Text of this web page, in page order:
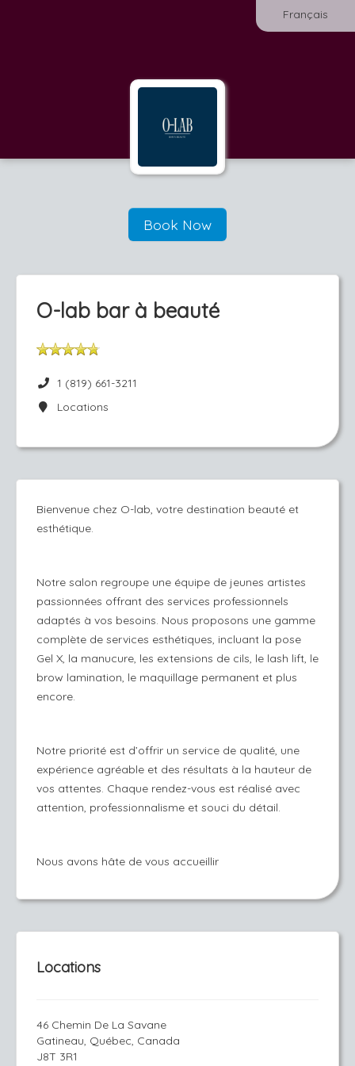
Français
Book Now
O-lab bar à beauté
1 (819) 661-3211
Locations
Bienvenue chez O-lab, votre destination beauté et
esthétique.
Notre salon regroupe une équipe de jeunes artistes
passionnées offrant des services professionnels
adaptés à vos besoins. Nous proposons une gamme
complète de services esthétiques, incluant la pose
Gel X, la manucure, les extensions de cils, le lash lift, le
brow lamination, le maquillage permanent et plus
encore.
Notre priorité est d’offrir un service de qualité, une
expérience agréable et des résultats à la hauteur de
vos attentes. Chaque rendez-vous est réalisé avec
attention, professionnalisme et souci du détail.
Nous avons hâte de vous accueillir
Locations
46 Chemin De La Savane
Gatineau, Québec, Canada
J8T 3R1